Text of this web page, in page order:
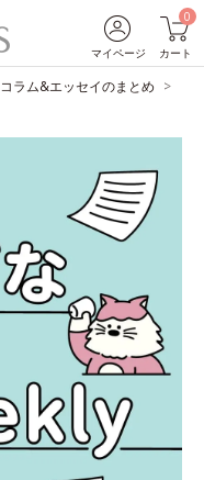
マイページ
0
カート
コラム&エッセイのまとめ